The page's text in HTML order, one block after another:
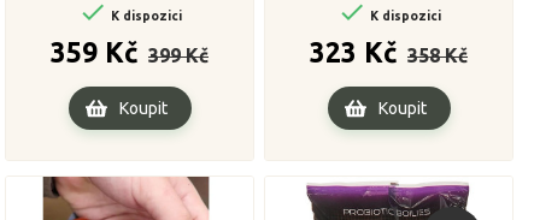
 K dispozici
359 Kč
cena
399 Kč
Koupit
 K dispozici
323 Kč
cena
358 Kč
Koupit